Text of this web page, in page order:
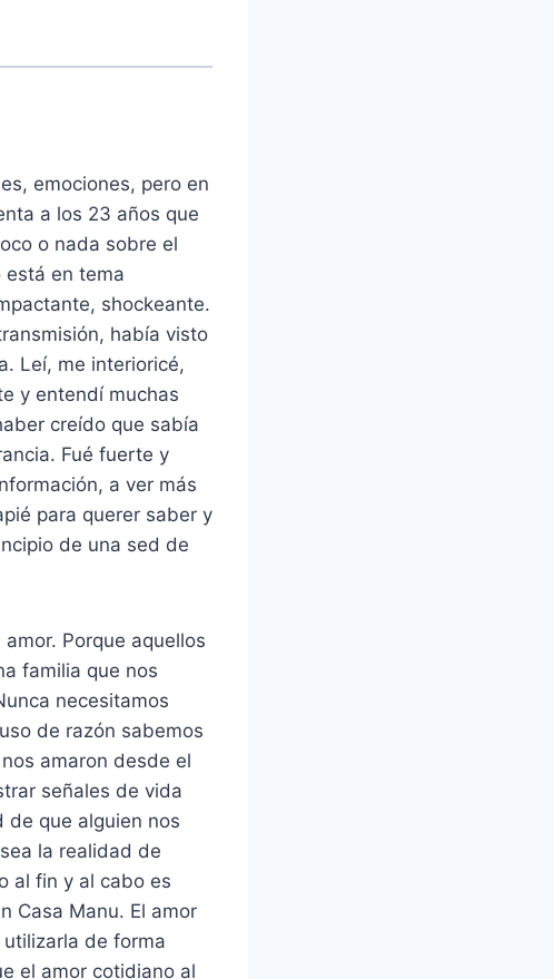
emociones, pero en
a los 23 años que
o nada sobre el
está en tema
shockeante.
había visto
Leí, me interioricé,
y entendí muchas
creído que sabía
Fué fuerte y
a ver más
para querer saber y
de una sed de
Porque aquellos
familia que nos
necesitamos
de razón sabemos
amaron desde el
señales de vida
de que alguien nos
la realidad de
al fin y al cabo es
Casa Manu. El amor
de forma
el amor cotidiano al